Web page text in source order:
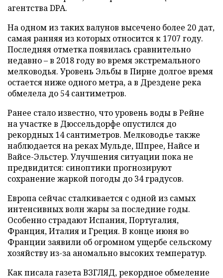
агентства DPA.
На одном из таких валунов высечено более 20 дат,
самая ранняя из которых относится к 1707 году.
Последняя отметка появилась сравнительно
недавно – в 2018 году во время экстремального
мелководья. Уровень Эльбы в Пирне долгое время
остается ниже одного метра, а в Дрездене река
обмелела до 54 сантиметров.
Ранее стало известно, что уровень воды в Рейне
на участке в Дюссельдорфе опустился до
рекордных 14 сантиметров. Мелководье также
наблюдается на реках Мульде, Шпрее, Найсе и
Вайсе-Эльстер. Улучшения ситуации пока не
предвидится: синоптики прогнозируют
сохранение жаркой погоды до 34 градусов.
Европа сейчас сталкивается с одной из самых
интенсивных волн жары за последние годы.
Особенно страдают Испания, Португалия,
Франция, Италия и Греция. В конце июня во
Франции заявили об огромном ущербе сельскому
хозяйству из-за аномально высоких температур.
Как писала газета ВЗГЛЯД, рекордное обмеление